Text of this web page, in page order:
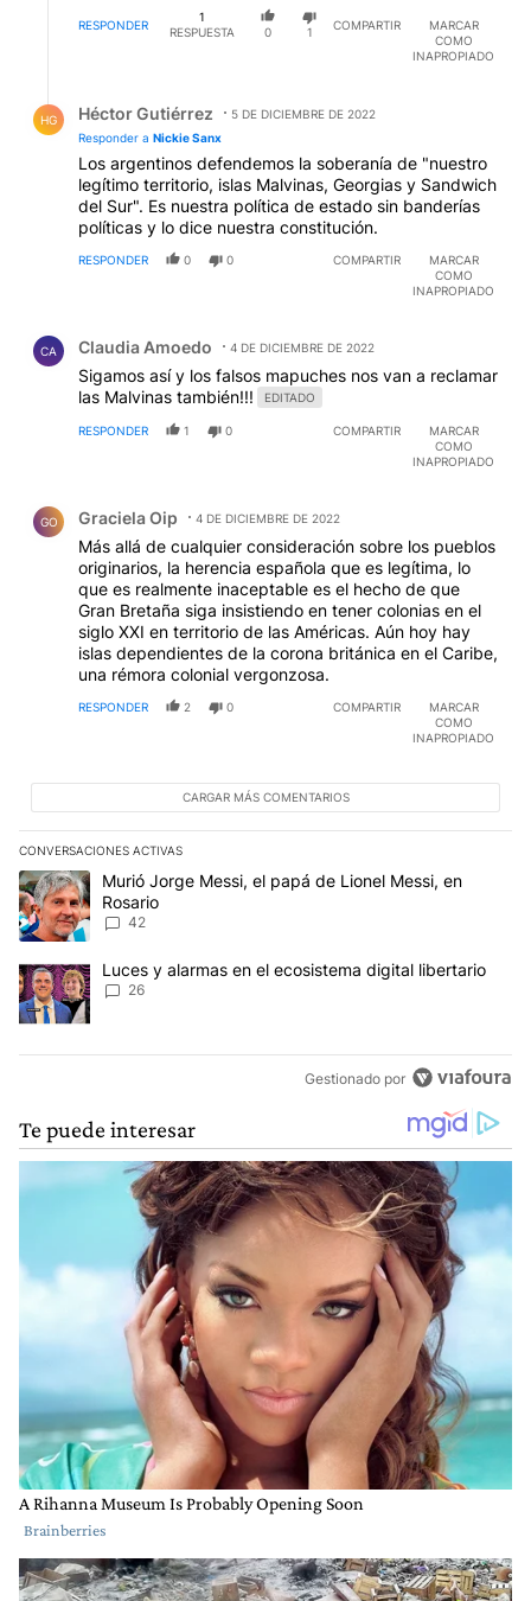
RESPONDER
1
RESPUESTA
0 1
COMPARTIR
MARCAR
COMO
INAPROPIADO
HG Héctor Gutiérrez
5 DE DICIEMBRE DE 2022
Responder a Nickie Sanx
Los argentinos defendemos la soberanía de "nuestro
legítimo territorio, islas Malvinas, Georgias y Sandwich
del Sur". Es nuestra política de estado sin banderías
políticas y lo dice nuestra constitución.
RESPONDER 0 0 COMPARTIR
MARCAR
COMO
INAPROPIADO
CA Claudia Amoedo 4 DE DICIEMBRE DE 2022
Sigamos así y los falsos mapuches nos van a reclamar
las Malvinas también!!!
EDITADO
RESPONDER 1 0 COMPARTIR
MARCAR
COMO
INAPROPIADO
GO Graciela Oip 4 DE DICIEMBRE DE 2022
Más allá de cualquier consideración sobre los pueblos
originarios, la herencia española que es legítima, lo
que es realmente inaceptable es el hecho de que
Gran Bretaña siga insistiendo en tener colonias en el
siglo XXI en territorio de las Américas. Aún hoy hay
islas dependientes de la corona británica en el Caribe,
una rémora colonial vergonzosa.
RESPONDER 2 0 COMPARTIR
MARCAR
COMO
INAPROPIADO
CARGAR MÁS COMENTARIOS
CONVERSACIONES ACTIVAS
Este listado muestra los artículos con más comentarios en los
Un artículo de tendencia con el título "Murió Jorge Messi, el
Murió Jorge Messi, el papá de Lionel Messi, en
Rosario
42
Un artículo de tendencia con el título "Luces y alarmas en el
Luces y alarmas en el ecosistema digital libertario
26
Gestionado por